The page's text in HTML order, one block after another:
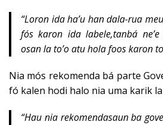
“Loron ida ha’u han dala-rua
fós karon ida labele,tanbá
osan la to’o atu hola foos karon
Nia mós rekomenda bá parte
fó kalen hodi halo nia uma karik
“Hau nia rekomendasaun ba